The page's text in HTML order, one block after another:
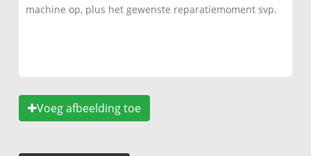
Voeg afbeelding toe